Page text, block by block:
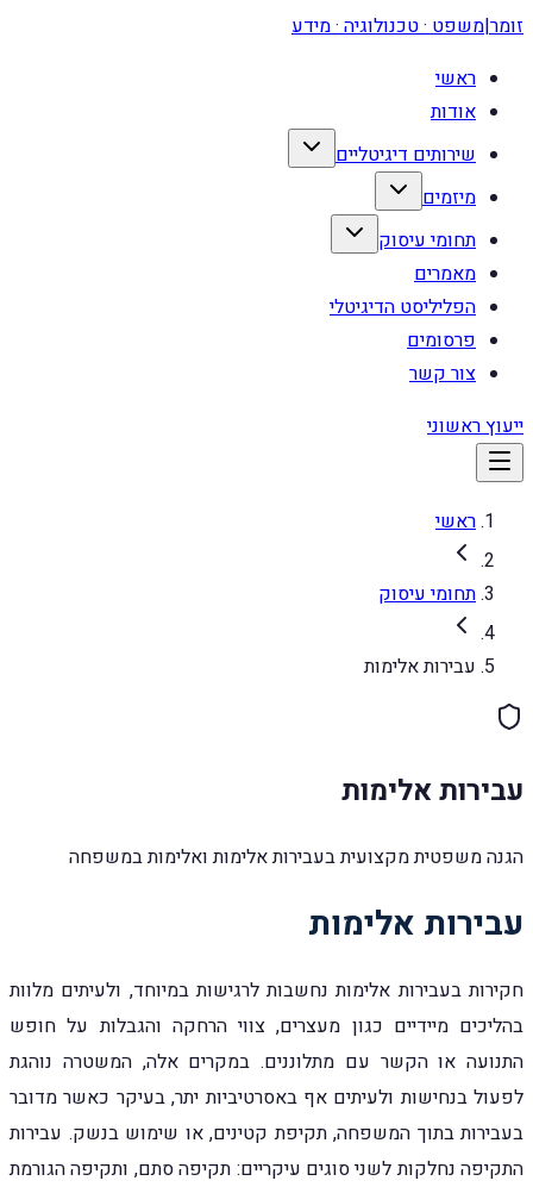
זומר|משפט · טכנולוגיה · מידע
ראשי
אודות
שירותים דיגיטליים
מיזמים
תחומי עיסוק
מאמרים
הפליליסט הדיגיטלי
פרסומים
צור קשר
ייעוץ ראשוני
ראשי
תחומי עיסוק
עבירות אלימות
עבירות אלימות
הגנה משפטית מקצועית בעבירות אלימות ואלימות במשפחה
עבירות אלימות
חקירות בעבירות אלימות נחשבות לרגישות במיוחד, ולעיתים מלוות
בהליכים מיידיים כגון מעצרים, צווי הרחקה והגבלות על חופש
התנועה או הקשר עם מתלוננים. במקרים אלה, המשטרה נוהגת
לפעול בנחישות ולעיתים אף באסרטיביות יתר, בעיקר כאשר מדובר
בעבירות בתוך המשפחה, תקיפת קטינים, או שימוש בנשק. עבירות
התקיפה נחלקות לשני סוגים עיקריים: תקיפה סתם, ותקיפה הגורמת